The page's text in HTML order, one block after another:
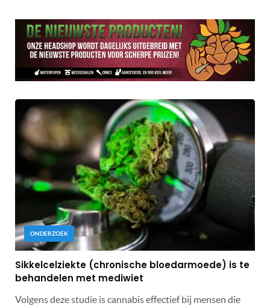
ONDERZOEK
Sikkelcelziekte (chronische bloedarmoede) is te
behandelen met mediwiet
Volgens deze studie is cannabis effectief bij mensen die